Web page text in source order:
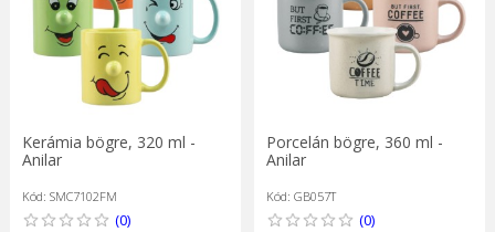
Kerámia bögre, 320 ml -
Anilar
Kód: SMC7102FM
(0)
Porcelán bögre, 360 ml -
Anilar
Kód: GB057T
(0)